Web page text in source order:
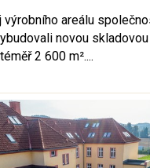
výrobního areálu
novou skladovou
2 600 m²....